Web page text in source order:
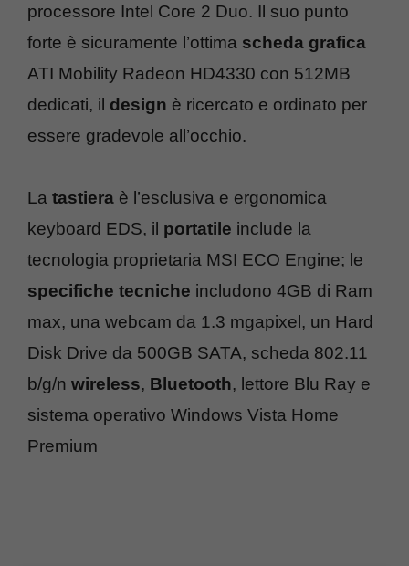
processore Intel Core 2 Duo. Il suo punto
forte è sicuramente l’ottima scheda grafica
ATI Mobility Radeon HD4330 con 512MB
dedicati, il design è ricercato e ordinato per
essere gradevole all’occhio.
La tastiera è l’esclusiva e ergonomica
keyboard EDS, il portatile include la
tecnologia proprietaria MSI ECO Engine; le
specifiche tecniche includono 4GB di Ram
max, una webcam da 1.3 mgapixel, un Hard
Disk Drive da 500GB SATA, scheda 802.11
b/g/n wireless, Bluetooth, lettore Blu Ray e
sistema operativo Windows Vista Home
Premium